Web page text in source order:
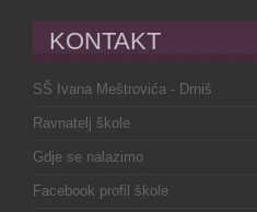
KONTAKT
SŠ Ivana Meštrovića - Drniš
Ravnatelj škole
Gdje se nalazimo
Facebook profil škole